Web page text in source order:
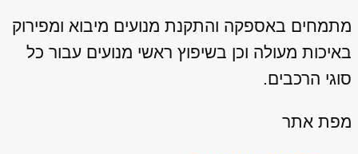
מתמחים באספקה והתקנת מנועים מיבוא ומפירוק
באיכות מעולה וכן בשיפוץ ראשי מנועים עבור כל
סוגי הרכבים.
מפת אתר